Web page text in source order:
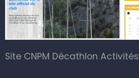
Site CNPM Décathlon Activités